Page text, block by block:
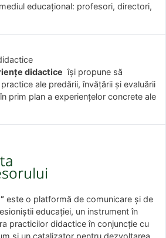
educațional: profesori, directori,
didactice îşi propune să
ale predării, învăţării şi evaluării
prim plan a experienţelor concrete ale
este o platformă de comunicare și de
educației, un instrument în
practicilor didactice în conjuncție cu